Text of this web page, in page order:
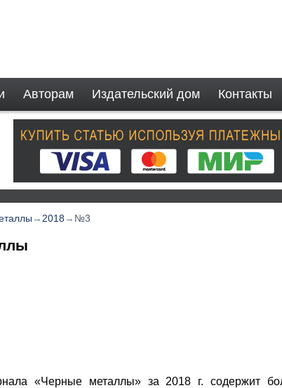
Авторам Издательский дом Контакты
→ 2018 → №3
«Черные металлы» за 2018 г. содержит